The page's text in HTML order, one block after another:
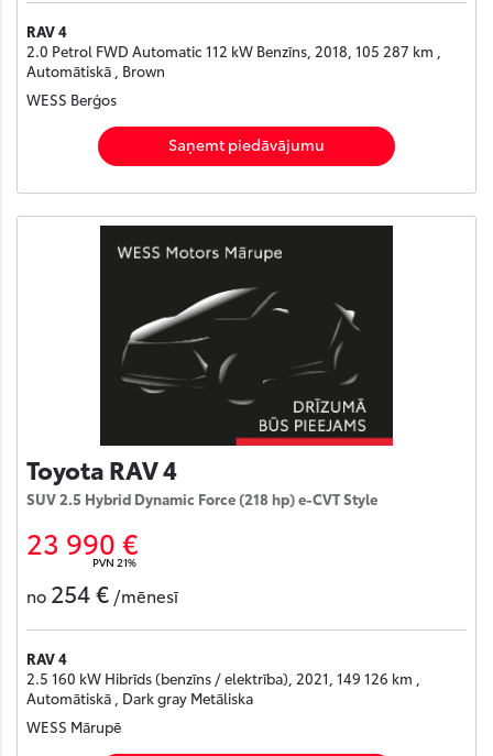
RAV 4
2.0 Petrol FWD Automatic 112 kW Benzīns, 2018, 105 287 km ,
Automātiskā , Brown
WESS Berģos
Saņemt piedāvājumu
Toyota RAV 4
SUV 2.5 Hybrid Dynamic Force (218 hp) e-CVT Style
23 990 €
PVN 21%
no 254 € /mēnesī
RAV 4
2.5 160 kW Hibrīds (benzīns / elektrība), 2021, 149 126 km ,
Automātiskā , Dark gray Metāliska
WESS Mārupē